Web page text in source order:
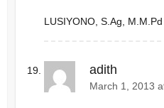
LUSIYONO, S.Ag, M.M.Pd
adith
March 1, 2013